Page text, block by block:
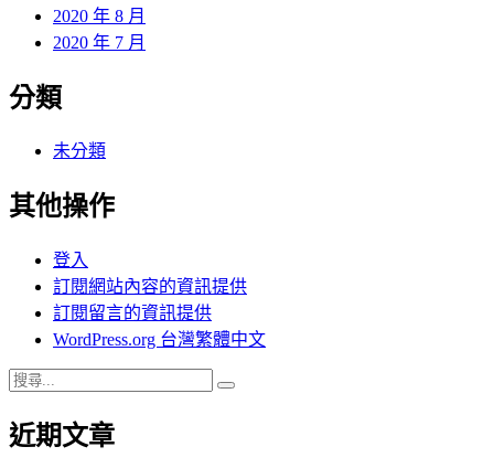
2020 年 8 月
2020 年 7 月
分類
未分類
其他操作
登入
訂閱網站內容的資訊提供
訂閱留言的資訊提供
WordPress.org 台灣繁體中文
搜
關
近期文章